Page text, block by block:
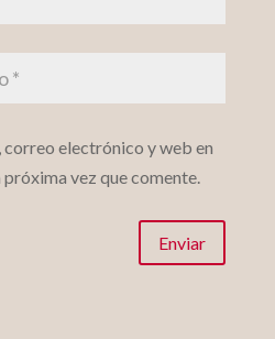
electrónico y web en
vez que comente.
Enviar